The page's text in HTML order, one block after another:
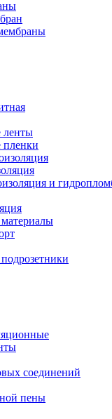
ленты
пленки
и
соединений
пены